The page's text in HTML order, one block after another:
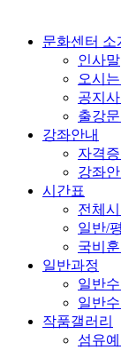
문화센터 소
인사말
오시
공지
출강문
강좌안내
자격
강좌안
시간표
전체
일반/
국비훈
일반과정
일반
일반
작품갤러리
섬유